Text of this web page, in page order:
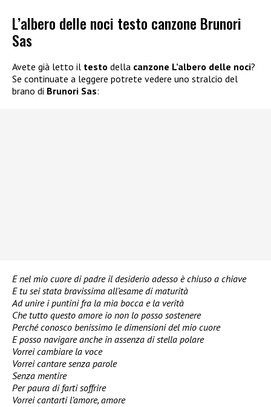
L’albero delle noci testo canzone Brunori
Sas
Avete già letto il testo della canzone L’albero delle noci?
Se continuate a leggere potrete vedere uno stralcio del
brano di Brunori Sas:
E nel mio cuore di padre il desiderio adesso è chiuso a chiave
E tu sei stata bravissima all’esame di maturità
Ad unire i puntini fra la mia bocca e la verità
Che tutto questo amore io non lo posso sostenere
Perché conosco benissimo le dimensioni del mio cuore
E posso navigare anche in assenza di stella polare
Vorrei cambiare la voce
Vorrei cantare senza parole
Senza mentire
Per paura di farti soffrire
Vorrei cantarti l’amore, amore